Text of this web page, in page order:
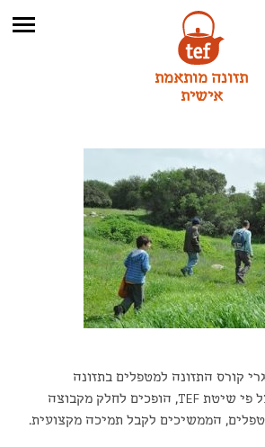
תזונה מותאמת
אישית
קורס התזונה למטפלים בתזונה
סינית-מאקרוביוטית על פי שיטת TEF, הופכים לחלק מקבוצה
הממשיכים לקבל תמיכה מקצועית.